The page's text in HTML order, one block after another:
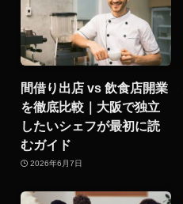
間借り出店 vs 飲食店開業
を徹底比較｜大阪で独立
したいシェフが最初に読
むガイド
2026年6月7日